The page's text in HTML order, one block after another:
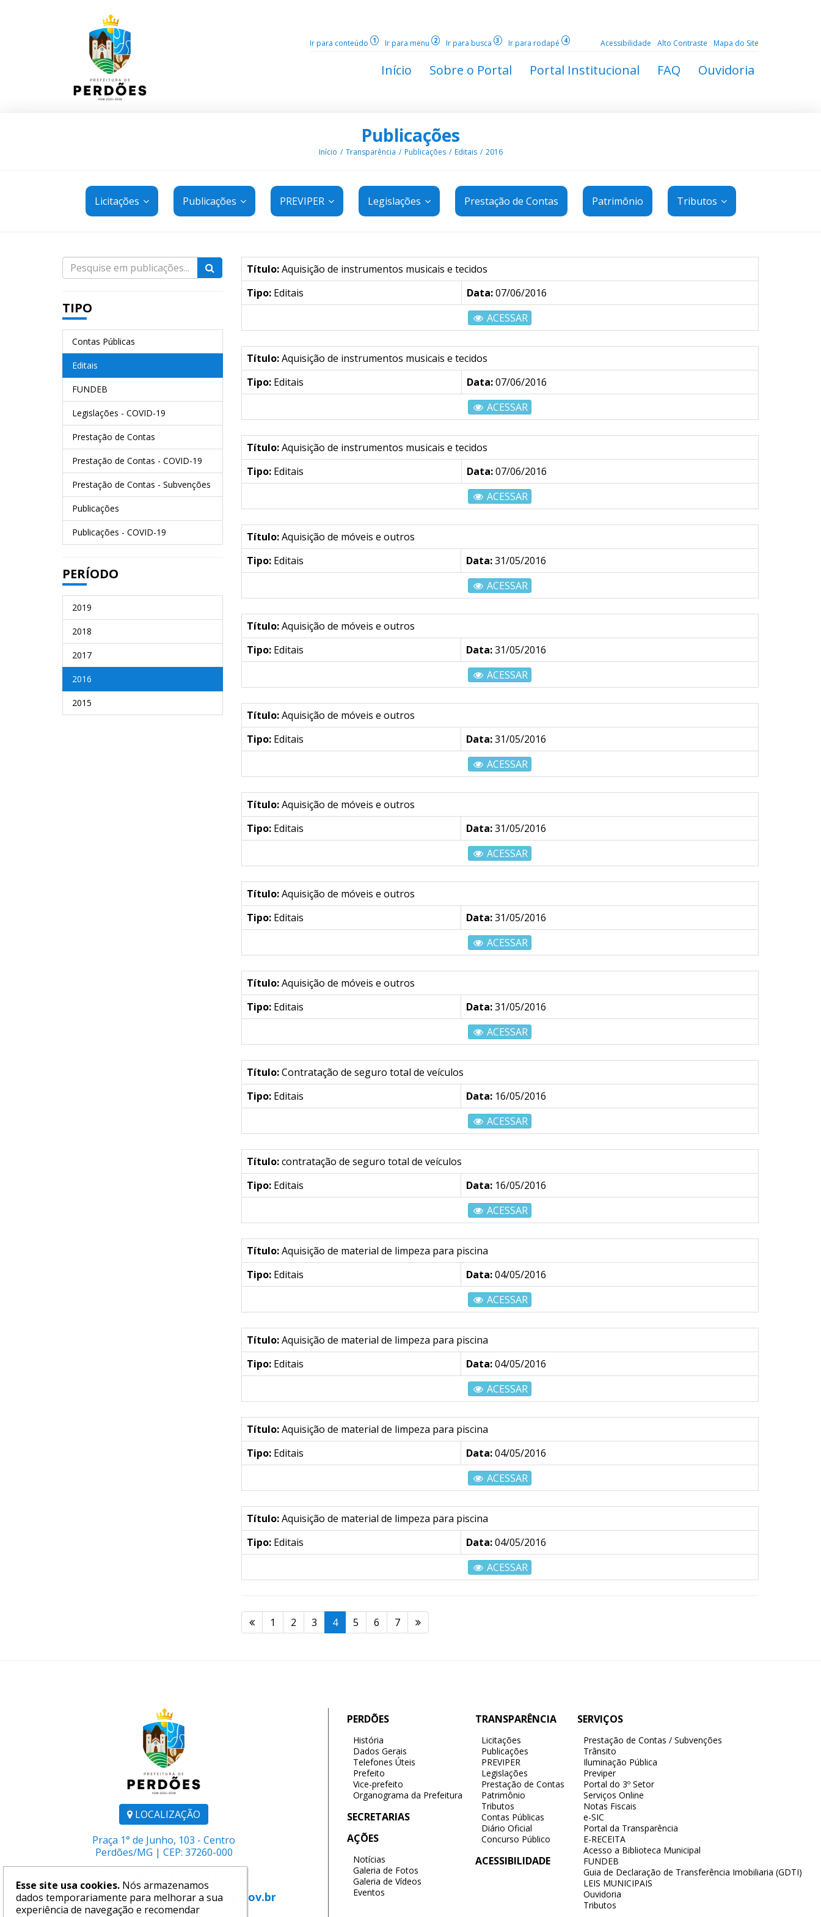
Ir para conteúdo 1 Ir para menu 2 Ir para busca 3 Ir para rodapé 4 Acessibilidade Alto Contraste Mapa do Site
Início Sobre o Portal Portal Institucional FAQ Ouvidoria
Publicações
Início Transparência Publicações Editais 2016
Licitações Publicações PREVIPER Legislações Prestação de Contas Patrimônio Tributos
TIPO
Contas Públicas
Editais
FUNDEB
Legislações - COVID-19
Prestação de Contas
Prestação de Contas - COVID-19
Prestação de Contas - Subvenções
Publicações
Publicações - COVID-19
PERÍODO
2019
2018
2017
2016
2015
Título:Aquisição de instrumentos musicais e tecidos
Tipo:Editais Data:07/06/2016
ACESSAR
Título:Aquisição de instrumentos musicais e tecidos
Tipo:Editais Data:07/06/2016
ACESSAR
Título:Aquisição de instrumentos musicais e tecidos
Tipo:Editais Data:07/06/2016
ACESSAR
Título:Aquisição de móveis e outros
Tipo:Editais Data:31/05/2016
ACESSAR
Título:Aquisição de móveis e outros
Tipo:Editais Data:31/05/2016
ACESSAR
Título:Aquisição de móveis e outros
Tipo:Editais Data:31/05/2016
ACESSAR
Título:Aquisição de móveis e outros
Tipo:Editais Data:31/05/2016
ACESSAR
Título:Aquisição de móveis e outros
Tipo:Editais Data:31/05/2016
ACESSAR
Título:Aquisição de móveis e outros
Tipo:Editais Data:31/05/2016
ACESSAR
Título:Contratação de seguro total de veículos
Tipo:Editais Data:16/05/2016
ACESSAR
Título:contratação de seguro total de veículos
Tipo:Editais Data:16/05/2016
ACESSAR
Título:Aquisição de material de limpeza para piscina
Tipo:Editais Data:04/05/2016
ACESSAR
Título:Aquisição de material de limpeza para piscina
Tipo:Editais Data:04/05/2016
ACESSAR
Título:Aquisição de material de limpeza para piscina
Tipo:Editais Data:04/05/2016
ACESSAR
Título:Aquisição de material de limpeza para piscina
Tipo:Editais Data:04/05/2016
ACESSAR
1 2 3 4 5 6 7
LOCALIZAÇÃO
Praça 1° de Junho, 103 - Centro
Perdões/MG | CEP: 37260-000
E-mail: comunicacao@perdoes.mg.gov.br
PERDÕES
História
Dados Gerais
Telefones Úteis
Prefeito
Vice-prefeito
Organograma da Prefeitura
SECRETARIAS
AÇÕES
Notícias
Galeria de Fotos
Galeria de Vídeos
Eventos
TRANSPARÊNCIA
Licitações
Publicações
PREVIPER
Legislações
Prestação de Contas
Patrimônio
Tributos
Contas Públicas
Diário Oficial
Concurso Público
ACESSIBILIDADE
SERVIÇOS
Prestação de Contas / Subvenções
Trânsito
Iluminação Pública
Previper
Portal do 3º Setor
Serviços Online
Notas Fiscais
e-SIC
Portal da Transparência
E-RECEITA
Acesso a Biblioteca Municipal
FUNDEB
Guia de Declaração de Transferência Imobiliaria (GDTI)
LEIS MUNICIPAIS
Ouvidoria
Tributos
Esse site usa cookies. Nós armazenamos
dados temporariamente para melhorar a sua
experiência de navegação e recomendar